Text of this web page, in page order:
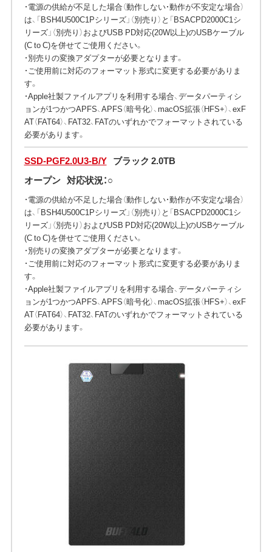
・電源の供給が不足した場合（動作しない・動作が不安定な場合）
は、「BSH4U500C1Pシリーズ」（別売り）と「BSACPD2000C1シ
リーズ」（別売り）およびUSB PD対応(20W以上)のUSBケーブル
(C to C)を併せてご使用ください。
・別売りの変換アダプターが必要となります。
・ご使用前に対応のフォーマット形式に変更する必要がありま
す。
・Apple社製ファイルアプリを利用する場合、データパーティシ
ョンが1つかつAPFS、APFS（暗号化）、macOS拡張（HFS+）、exF
AT（FAT64）、FAT32、FATのいずれかでフォーマットされている
必要があります。
SSD-PGF2.0U3-B/Y ブラック 2.0TB
オープン 対応状況：○
・電源の供給が不足した場合（動作しない・動作が不安定な場合）
は、「BSH4U500C1Pシリーズ」（別売り）と「BSACPD2000C1シ
リーズ」（別売り）およびUSB PD対応(20W以上)のUSBケーブル
(C to C)を併せてご使用ください。
・別売りの変換アダプターが必要となります。
・ご使用前に対応のフォーマット形式に変更する必要がありま
す。
・Apple社製ファイルアプリを利用する場合、データパーティシ
ョンが1つかつAPFS、APFS（暗号化）、macOS拡張（HFS+）、exF
AT（FAT64）、FAT32、FATのいずれかでフォーマットされている
必要があります。